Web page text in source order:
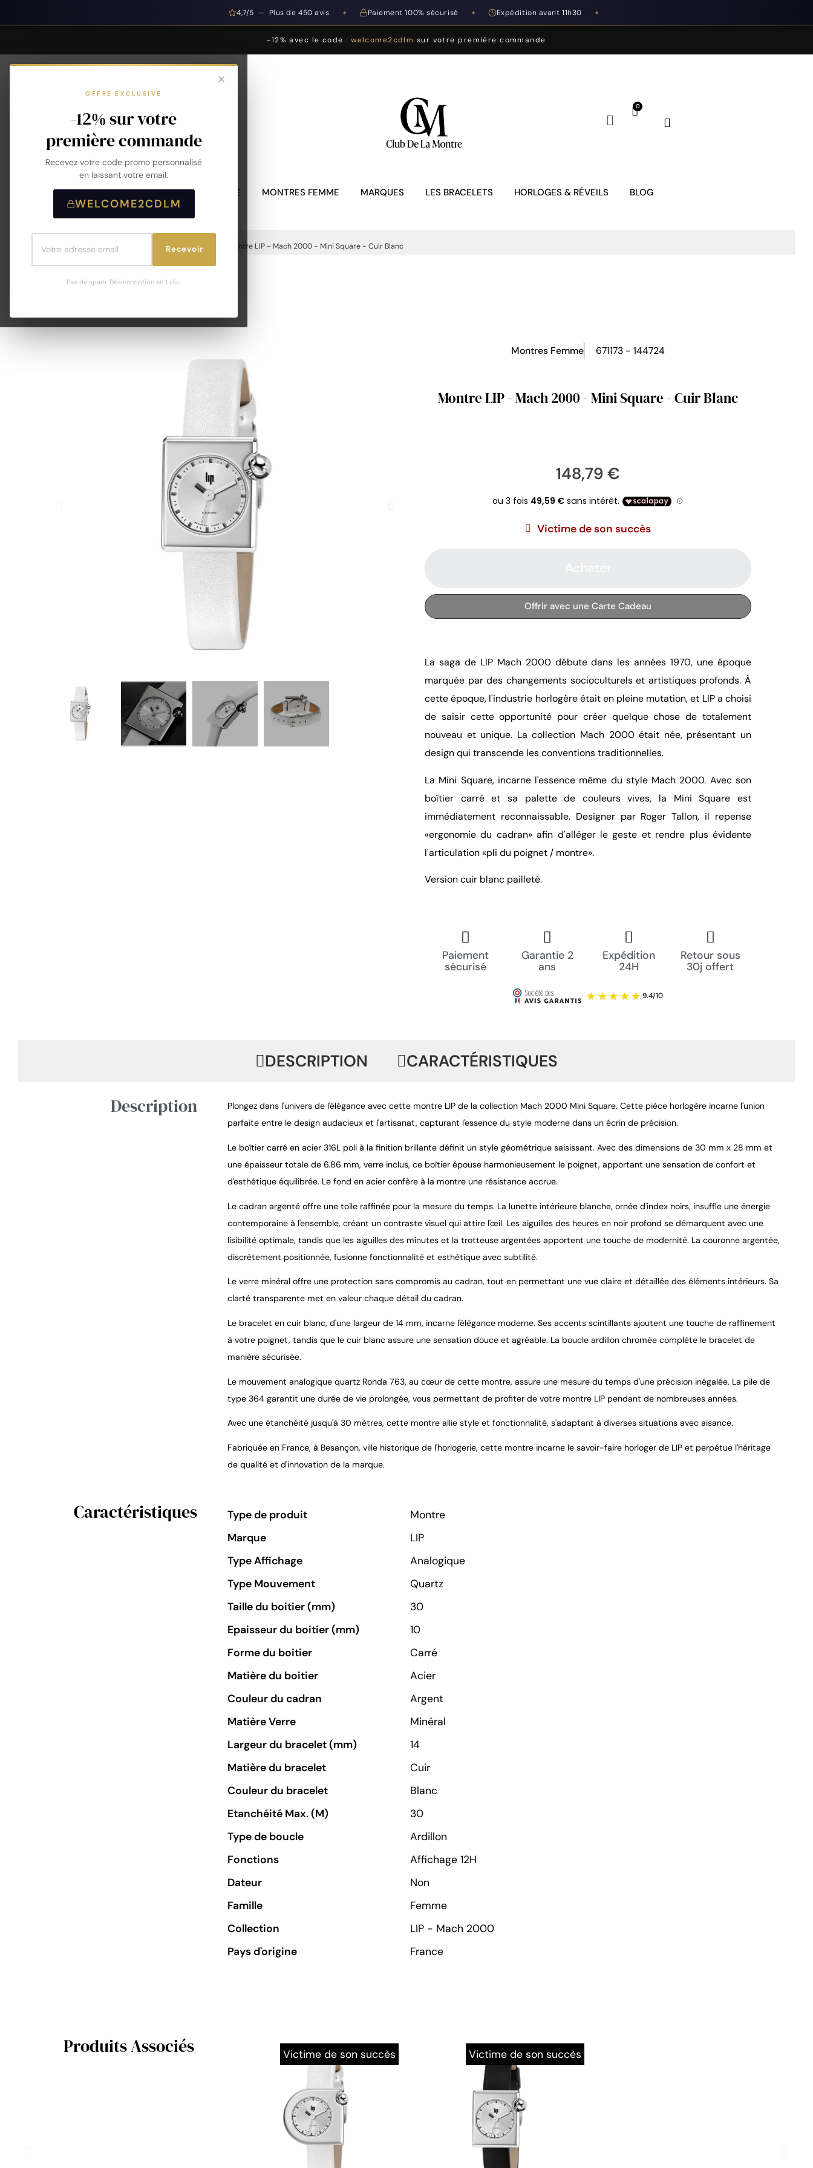
4,7/5 — Plus de 450 avis ◆ Paiement 100% sécurisé ◆ Expédition avant 11h30 ◆
-12% avec le code :welcome2cdlm sur votre première commande
OFFRE EXCLUSIVE
-12% sur votre
première commande
Recevez votre code promo personnalisé
en laissant votre email.
WELCOME2CDLM
Recevoir
Pas de spam. Désinscription en 1 clic.
MONTRES HOMME MONTRES FEMME MARQUES LES BRACELETS HORLOGES & RÉVEILS BLOG
Accueil Montres Montres Femme Montre LIP - Mach 2000 - Mini Square - Cuir Blanc
Montres Femme 671173 - 144724
Montre LIP - Mach 2000 - Mini Square - Cuir Blanc
148,79 €
Victime de son succès
Offrir avec une Carte Cadeau
La saga de LIP Mach 2000 débute dans les années 1970, une époque
marquée par des changements socioculturels et artistiques profonds. À
cette époque, l'industrie horlogère était en pleine mutation, et LIP a choisi
de saisir cette opportunité pour créer quelque chose de totalement
nouveau et unique. La collection Mach 2000 était née, présentant un
design qui transcende les conventions traditionnelles.
La Mini Square, incarne l'essence même du style Mach 2000. Avec son
boîtier carré et sa palette de couleurs vives, la Mini Square est
immédiatement reconnaissable. Designer par Roger Tallon, il repense
«ergonomie du cadran» afin d'alléger le geste et rendre plus évidente
l'articulation «pli du poignet / montre».
Version cuir blanc pailleté.
Paiement
sécurisé
Garantie 2
ans
Expédition
24H
Retour sous
30j offert
DESCRIPTION CARACTÉRISTIQUES
Description
Plongez dans l'univers de l'élégance avec cette montre LIP de la collection Mach 2000 Mini Square. Cette pièce horlogère incarne l'union
parfaite entre le design audacieux et l'artisanat, capturant l'essence du style moderne dans un écrin de précision.
Le boîtier carré en acier 316L poli à la finition brillante définit un style géométrique saisissant. Avec des dimensions de 30 mm x 28 mm et
une épaisseur totale de 6.86 mm, verre inclus, ce boîtier épouse harmonieusement le poignet, apportant une sensation de confort et
d'esthétique équilibrée. Le fond en acier confère à la montre une résistance accrue.
Le cadran argenté offre une toile raffinée pour la mesure du temps. La lunette intérieure blanche, ornée d'index noirs, insuffle une énergie
contemporaine à l'ensemble, créant un contraste visuel qui attire l'œil. Les aiguilles des heures en noir profond se démarquent avec une
lisibilité optimale, tandis que les aiguilles des minutes et la trotteuse argentées apportent une touche de modernité. La couronne argentée,
discrètement positionnée, fusionne fonctionnalité et esthétique avec subtilité.
Le verre minéral offre une protection sans compromis au cadran, tout en permettant une vue claire et détaillée des éléments intérieurs. Sa
clarté transparente met en valeur chaque détail du cadran.
Le bracelet en cuir blanc, d'une largeur de 14 mm, incarne l'élégance moderne. Ses accents scintillants ajoutent une touche de raffinement
à votre poignet, tandis que le cuir blanc assure une sensation douce et agréable. La boucle ardillon chromée complète le bracelet de
manière sécurisée.
Le mouvement analogique quartz Ronda 763, au cœur de cette montre, assure une mesure du temps d'une précision inégalée. La pile de
type 364 garantit une durée de vie prolongée, vous permettant de profiter de votre montre LIP pendant de nombreuses années.
Avec une étanchéité jusqu'à 30 mètres, cette montre allie style et fonctionnalité, s'adaptant à diverses situations avec aisance.
Fabriquée en France, à Besançon, ville historique de l'horlogerie, cette montre incarne le savoir-faire horloger de LIP et perpétue l'héritage
de qualité et d'innovation de la marque.
Caractéristiques Type de produit
Montre
Marque
LIP
Type Affichage
Analogique
Type Mouvement
Quartz
Taille du boitier (mm)
30
Epaisseur du boitier (mm)
10
Forme du boitier
Carré
Matière du boitier
Acier
Couleur du cadran
Argent
Matière Verre
Minéral
Largeur du bracelet (mm)
14
Matière du bracelet
Cuir
Couleur du bracelet
Blanc
Etanchéité Max. (M)
30
Type de boucle
Ardillon
Fonctions
Affichage 12H
Dateur
Non
Famille
Femme
Collection
LIP - Mach 2000
Pays d'origine
France
Produits Associés Victime de son succès Victime de son succès